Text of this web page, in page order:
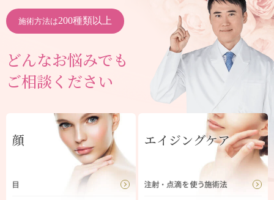
施術方法は200種類以上
どんなお悩みでも
ご相談ください
顔 エイジングケア